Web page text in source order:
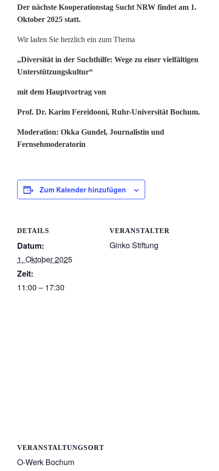
Der nächste Kooperationstag Sucht NRW findet am 1.
Oktober 2025 statt.
Wir laden Sie herzlich ein zum Thema
„Diversität in der Suchthilfe: Wege zu einer vielfältigen
Unterstützungskultur“
mit dem Hauptvortrag von
Prof. Dr. Karim Fereidooni, Ruhr-Universität Bochum.
Moderation: Okka Gundel, Journalistin und
Fernsehmoderatorin
Zum Kalender hinzufügen
DETAILS
Datum:
1. Oktober 2025
Zeit:
11:00 – 17:30
VERANSTALTER
Ginko Stiftung
VERANSTALTUNGSORT
O-Werk Bochum